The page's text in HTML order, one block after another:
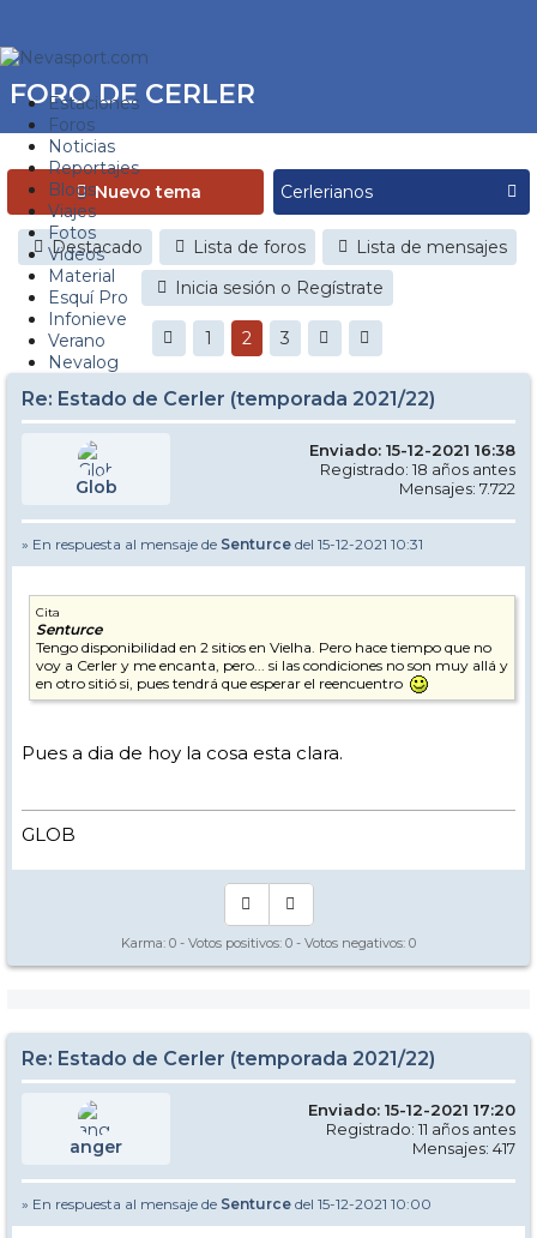
Estaciones
Foros
Noticias
Reportajes
Blogs
Viajes
Fotos
Videos
Material
Esquí Pro
Infonieve
Verano
Nevalog
FORO DE CERLER
Nuevo tema
Destacado Lista de foros
Lista de mensajes
Inicia sesión o Regístrate
1 2 3
Re: Estado de Cerler (temporada 2021/22)
Glob
Enviado: 15-12-2021 16:38
Registrado: 18 años antes
Mensajes: 7.722
» En respuesta al mensaje de Senturce del 15-12-2021 10:31
Cita
Senturce
Tengo disponibilidad en 2 sitios en Vielha. Pero hace tiempo que no
voy a Cerler y me encanta, pero... si las condiciones no son muy allá y
en otro sitió si, pues tendrá que esperar el reencuentro
Pues a dia de hoy la cosa esta clara.
GLOB
Karma: 0 - Votos positivos: 0 - Votos negativos: 0
Re: Estado de Cerler (temporada 2021/22)
anger
Enviado: 15-12-2021 17:20
Registrado: 11 años antes
Mensajes: 417
» En respuesta al mensaje de Senturce del 15-12-2021 10:00